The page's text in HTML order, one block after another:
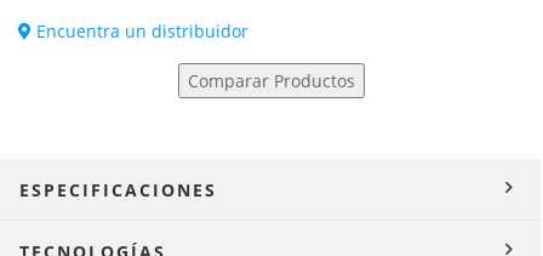
Encuentra un distribuidor
Comparar Productos
ESPECIFICACIONES